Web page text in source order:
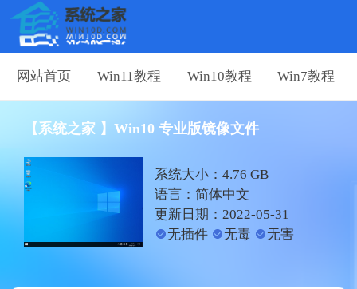
网站首页 Win11教程 Win10教程 Win7教程
【系统之家 】Win10 专业版镜像文件
系统大小：4.76 GB
语言：简体中文
更新日期：2022-05-31
无插件
无毒 无害